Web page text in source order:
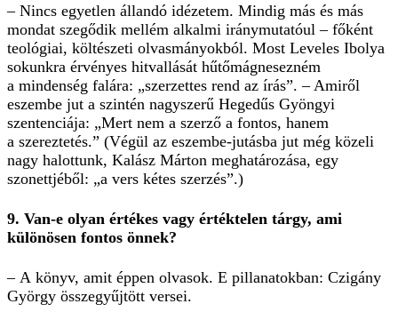
– Nincs egyetlen állandó idézetem. Mindig más és más
mondat szegődik mellém alkalmi iránymutatóul – főként
teológiai, költészeti olvasmányokból. Most Leveles Ibolya
sokunkra érvényes hitvallását hűtő­mágnesezném
a mindenség falára: „szerzettes rend az írás”. – Amiről
eszembe jut a szintén nagyszerű Hegedűs Gyöngyi
szentenciája: „Mert nem a szerző a fontos, hanem
a szereztetés.” (Végül az eszembe-jutásba jut még közeli
nagy halottunk, Kalász Márton meghatározása, egy
szonettjéből: „a vers kétes szerzés”.)
9. Van-e olyan értékes vagy értéktelen tárgy, ami
különösen fontos önnek?
– A könyv, amit éppen olvasok. E pillanatokban: Czigány
György összegyűjtött versei.